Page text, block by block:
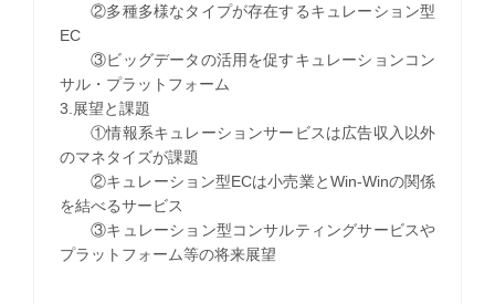
②多種多様なタイプが存在するキュレーション型
EC
③ビッグデータの活用を促すキュレーションコン
サル・プラットフォーム
3.展望と課題
①情報系キュレーションサービスは広告収入以外
のマネタイズが課題
②キュレーション型ECは小売業とWin-Winの関係
を結べるサービス
③キュレーション型コンサルティングサービスや
プラットフォーム等の将来展望